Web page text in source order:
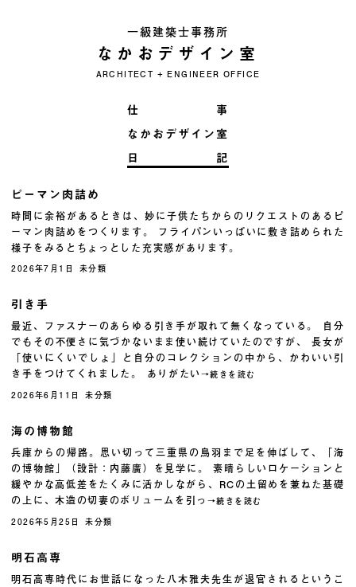
一級建築士事務所
なかおデザイン室
ARCHITECT + ENGINEER OFFICE
仕 事
なかおデザイン室
日 記
ピーマン肉詰め
時間に余裕があるときは、妙に子供たちからのリクエストのあるピ
ーマン肉詰めをつくります。 フライパンいっぱいに敷き詰められた
様子をみるとちょっとした充実感があります。
2026年7月1日 未分類
引き手
最近、ファスナーのあらゆる引き手が取れて無くなっている。 自分
でもその不便さに気づかないまま使い続けていたのですが、 長女が
「使いにくいでしょ」と自分のコレクションの中から、かわいい引
き手をつけてくれました。 ありがたい→続きを読む
2026年6月11日
未分類
海の博物館
兵庫からの帰路。思い切って三重県の鳥羽まで足を伸ばして、「海
の博物館」（設計：内藤廣）を見学に。 素晴らしいロケーションと
緩やかな高低差をたくみに活かしながら、RCの土留めを兼ねた基礎
の上に、木造の切妻のボリュームを引っ→続きを読む
2026年5月25日
未分類
明石高専
明石高専時代にお世話になった八木雅夫先生が退官されるというこ